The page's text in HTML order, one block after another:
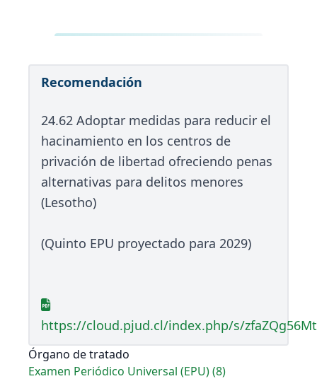
Recomendación
24.62 Adoptar medidas para reducir el
hacinamiento en los centros de
privación de libertad ofreciendo penas
alternativas para delitos menores
(Lesotho)
(Quinto EPU proyectado para 2029)
https://cloud.pjud.cl/index.php/s/
Órgano de tratado
Examen Periódico Universal (EPU) (8)